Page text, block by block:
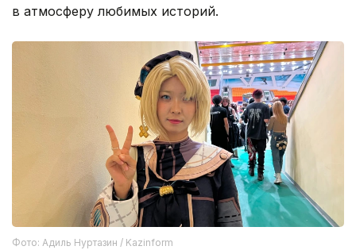
в атмосферу любимых историй.
Фото: Адиль Нуртазин / Kazinform